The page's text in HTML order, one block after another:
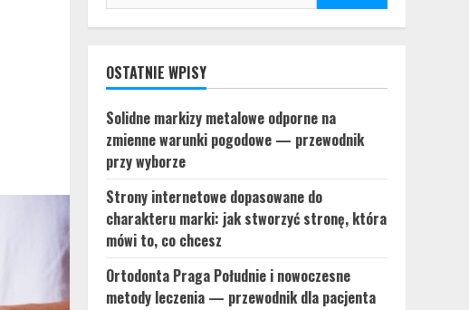
OSTATNIE WPISY
Solidne markizy metalowe odporne na
zmienne warunki pogodowe — przewodnik
przy wyborze
Strony internetowe dopasowane do
charakteru marki: jak stworzyć stronę, która
mówi to, co chcesz
Ortodonta Praga Południe i nowoczesne
metody leczenia — przewodnik dla pacjenta